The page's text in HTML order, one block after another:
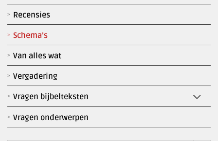
Recensies
Schema’s
Van alles wat
Vergadering
Vragen bijbelteksten
Vragen onderwerpen